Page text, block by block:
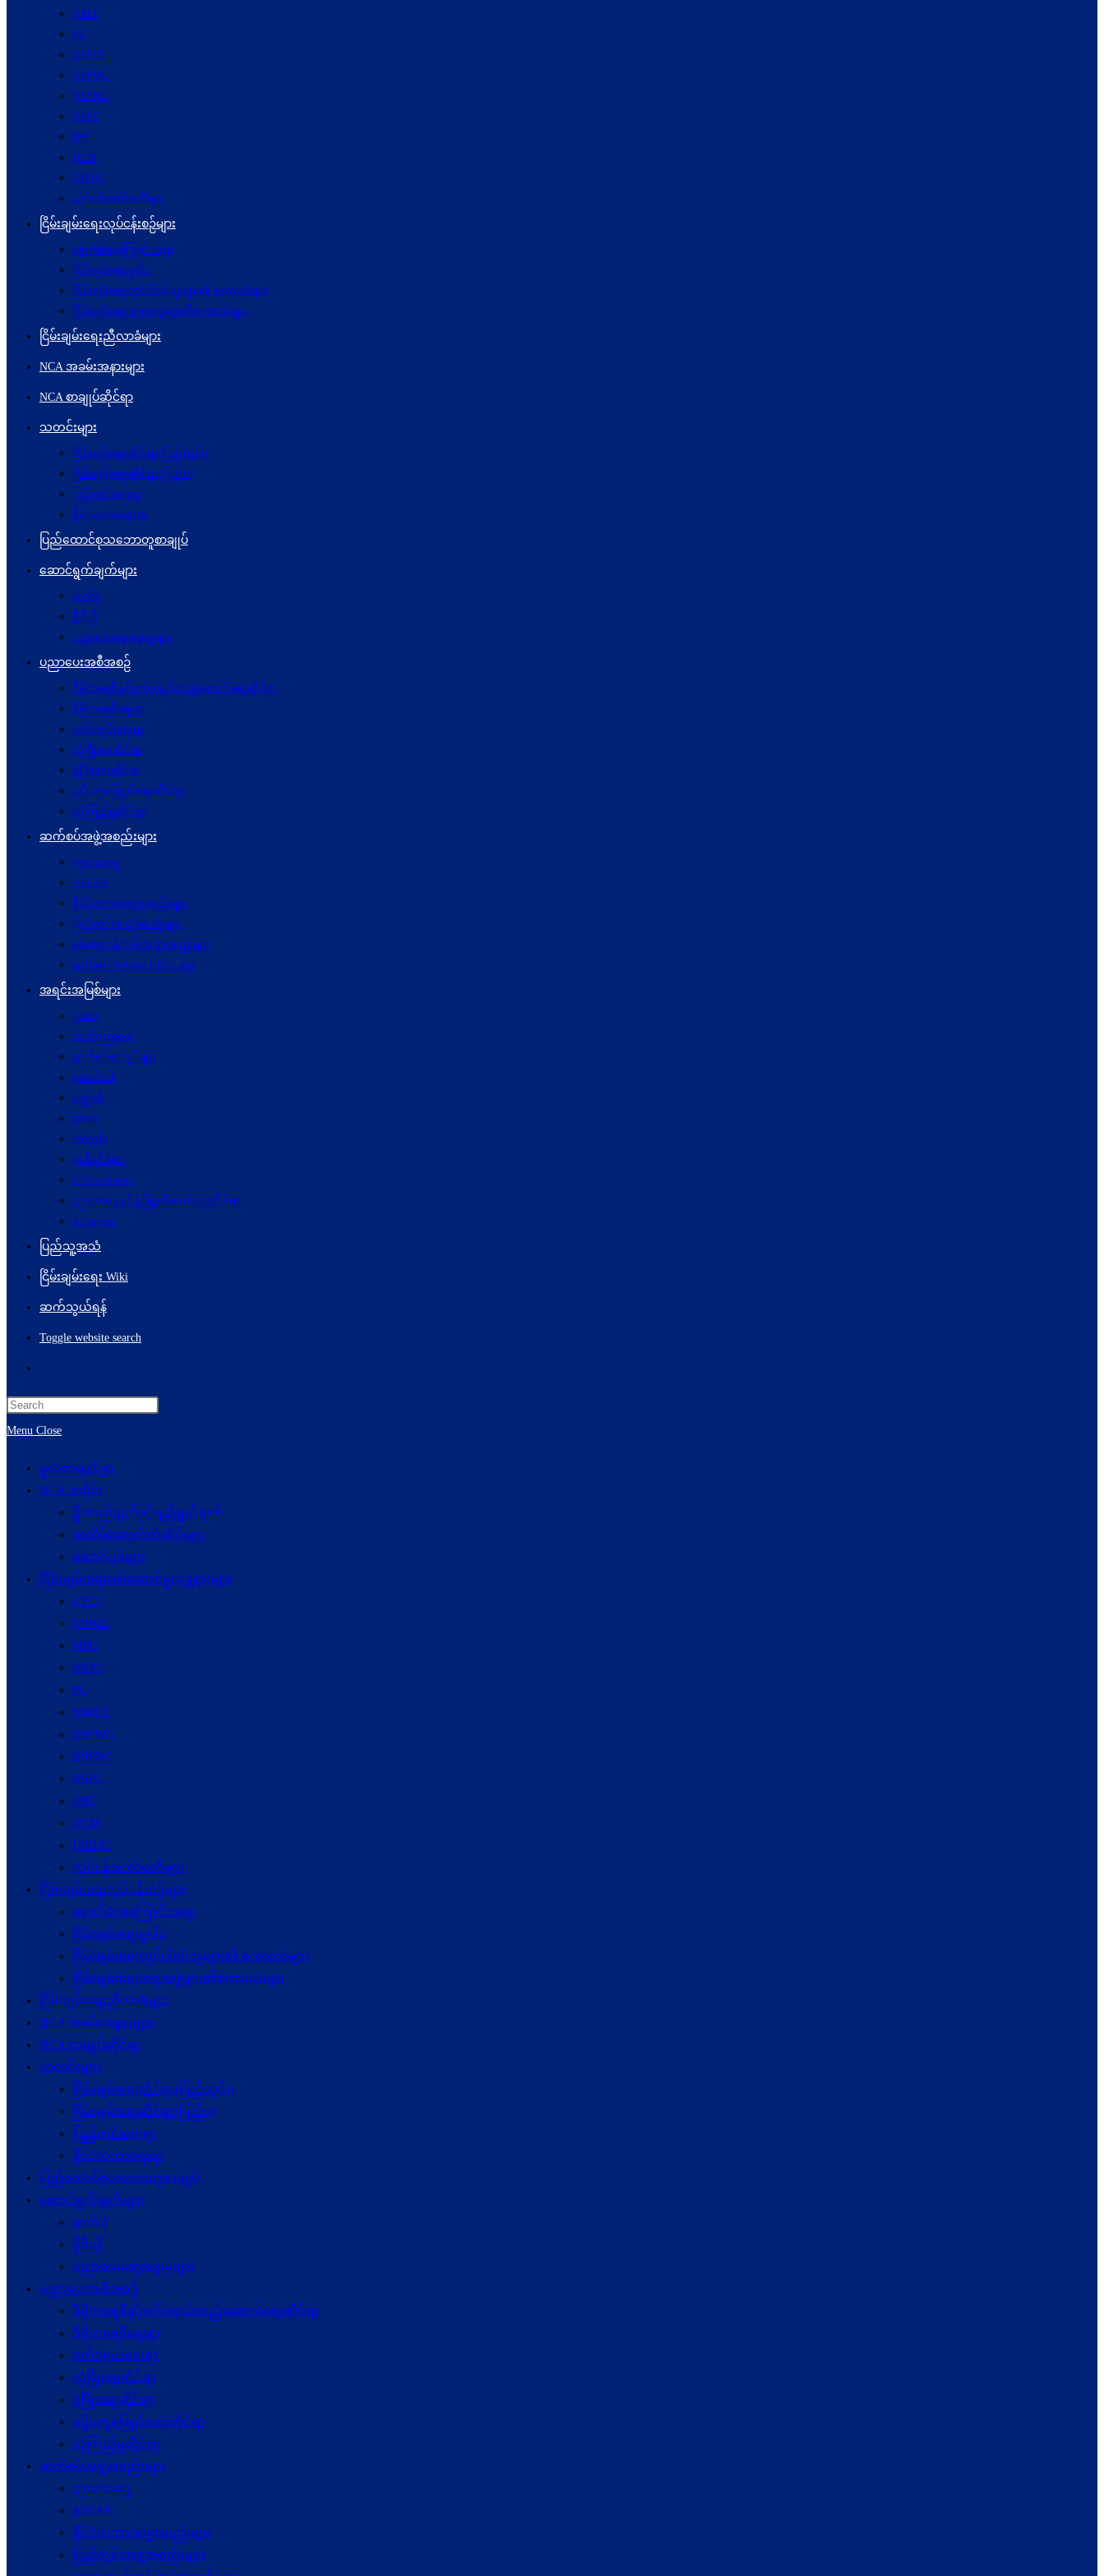
NRPC
PC
NSPCC
NSPWC
NSPNC
NSPC
JMC
JICM
UPDJC
လုပ်ငန်းကော်မတီများ
ငြိမ်းချမ်းရေးလုပ်ငန်းစဉ်များ
နောက်ခံအကြောင်းအရာ
ငြိမ်းချမ်းရေးမူဝါဒ
ငြိမ်းချမ်းရေးတွင်ပါဝင်သူများ၏ စကားသံများ
ငြိမ်းချမ်းရေးအစုအဖွဲ့များ၏စကားသံများ
ငြိမ်းချမ်းရေးညီလာခံများ
NCA အခမ်းအနားများ
NCA စာချုပ်ဆိုင်ရာ
သတင်းများ
ငြိမ်းချမ်းရေးဆိုင်ရာ(ပြည်တွင်း)
ငြိမ်းချမ်းရေးဆိုင်ရာ(ပြည်ပ)
ပြည်တွင်းရေးရာ
နိုင်ငံတကာရေးရာ
ပြည်ထောင်စုသဘောတူစာချုပ်
ဆောင်ရွက်ချက်များ
ဓာတ်ပုံ
ဗွီဒီယို
ပညာပေးဆွေးနွေးမှုများ
ပညာပေးအစီအစဉ်
ဒီမိုကရေစီနှင့်ဖက်ဒရယ်တည်ဆောက်ရေးဆိုင်ရာ
ဒီမိုကရေစီရေးရာ
ဖက်ဒရယ်ရေးရာ
လုံခြုံရေးဆိုင်ရာ
ဖွံဖြိုးရေးဆိုင်ရာ
ပဋိပက္ခ‌ဖြေရှင်းရေးဆိုင်ရာ
ယုံကြည်မှုဆိုင်ရာ
ဆက်စပ်အဖွဲ့အစည်းများ
ကုလသမဂ္ဂ
ASEAN
နိုင်ငံတကာအဖွဲ့အစည်းများ
ပြည်တွင်းအဖွဲ့အစည်းများ
စေတနာ့ဝန်ထမ်းအဖွဲ့အစည်းများ
ဆက်စပ် Website URLs များ
အရင်းအမြစ်များ
ဥပဒေ
အသိပညာပေး
ဆက်စပ်စာအုပ်များ
ဆောင်းပါး
ဝတ္ထုတို
ကဗျာ
ကာတွန်း
အစီရင်ခံစာ
E-Newsletters
သုတေသနနှင့်ဖွံ့ဖြိုးတိုးတက်ရေးဆိုင်ရာ
Acronyms
ပြည်သူ့အသံ
ငြိမ်းချမ်းရေး Wiki
ဆက်သွယ်ရန်
Toggle website search
Menu Close
မူလစာမျက်နှာ
NCA သမိုင်း
ဦးတည်ချက်နှင့်ရည်ရွယ်ချက်
အထိမ်းအမှတ်တံဆိပ်များ
ဆောင်ပုဒ်များ
ငြိမ်းချမ်းရေးဖော်‌ဆောင်မှုယန္တရားများ
UPCC
UPWC
MPC
NRPC
PC
NSPCC
NSPWC
NSPNC
NSPC
JMC
JICM
UPDJC
လုပ်ငန်းကော်မတီများ
ငြိမ်းချမ်းရေးလုပ်ငန်းစဉ်များ
နောက်ခံအကြောင်းအရာ
ငြိမ်းချမ်းရေးမူဝါဒ
ငြိမ်းချမ်းရေးတွင်ပါဝင်သူများ၏ စကားသံများ
ငြိမ်းချမ်းရေးအစုအဖွဲ့များ၏စကားသံများ
ငြိမ်းချမ်းရေးညီလာခံများ
NCA အခမ်းအနားများ
NCA စာချုပ်ဆိုင်ရာ
သတင်းများ
ငြိမ်းချမ်းရေးဆိုင်ရာ(ပြည်တွင်း)
ငြိမ်းချမ်းရေးဆိုင်ရာ(ပြည်ပ)
ပြည်တွင်းရေးရာ
နိုင်ငံတကာရေးရာ
ပြည်ထောင်စုသဘောတူစာချုပ်
ဆောင်ရွက်ချက်များ
ဓာတ်ပုံ
ဗွီဒီယို
ပညာပေးဆွေးနွေးမှုများ
ပညာပေးအစီအစဉ်
ဒီမိုကရေစီနှင့်ဖက်ဒရယ်တည်ဆောက်ရေးဆိုင်ရာ
ဒီမိုကရေစီရေးရာ
ဖက်ဒရယ်ရေးရာ
လုံခြုံရေးဆိုင်ရာ
ဖွံဖြိုးရေးဆိုင်ရာ
ပဋိပက္ခ‌ဖြေရှင်းရေးဆိုင်ရာ
ယုံကြည်မှုဆိုင်ရာ
ဆက်စပ်အဖွဲ့အစည်းများ
ကုလသမဂ္ဂ
ASEAN
နိုင်ငံတကာအဖွဲ့အစည်းများ
ပြည်တွင်းအဖွဲ့အစည်းများ